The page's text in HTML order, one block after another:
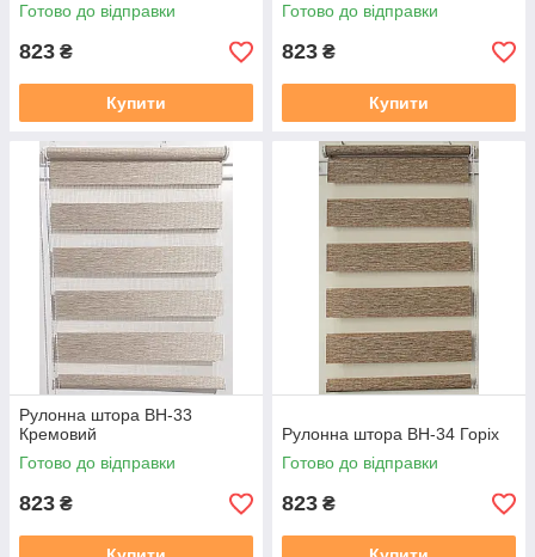
Готово до відправки
823 ₴
Купити
Готово до відправки
823 ₴
Купити
Рулонна штора ВН-33
Кремовий
Готово до відправки
823 ₴
Рулонна штора ВН-34 Горіх
Готово до відправки
823 ₴